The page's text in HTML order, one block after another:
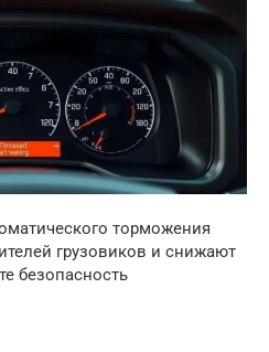
торможения
грузовиков и снижают
безопасность